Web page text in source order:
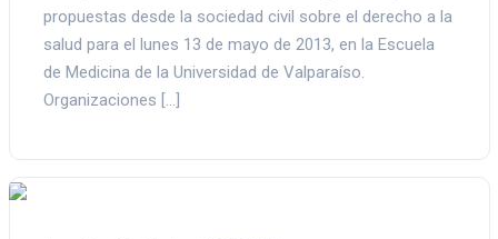
propuestas desde la sociedad civil sobre el derecho a la
salud para el lunes 13 de mayo de 2013, en la Escuela
de Medicina de la Universidad de Valparaíso.
Organizaciones […]